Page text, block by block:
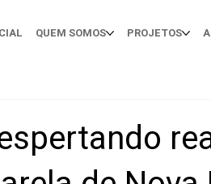
QUEM SOMOS PROJETOS